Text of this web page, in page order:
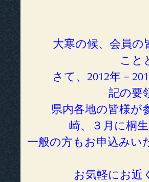
大寒の候、会員の皆
こと
さて、2012年－
記の要
県内各地の皆様が参
崎、３月に桐
一般の方もお申込みい
お気軽にお近